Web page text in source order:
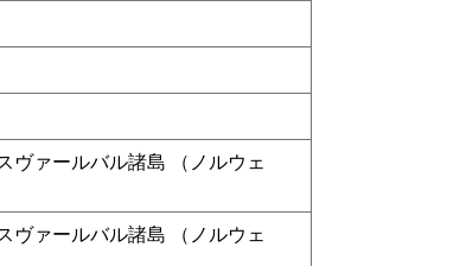
ヴァールバル諸島 （ノルウェ
ヴァールバル諸島 （ノルウェ